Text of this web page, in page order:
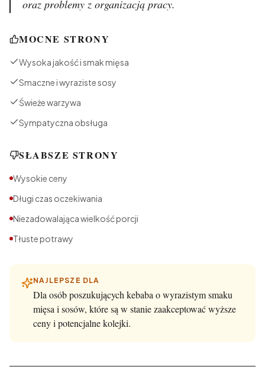
oraz problemy z organizacją pracy.
MOCNE STRONY
Wysoka jakość i smak mięsa
Smaczne i wyraziste sosy
Świeże warzywa
Sympatyczna obsługa
SŁABSZE STRONY
Wysokie ceny
Długi czas oczekiwania
Niezadowalająca wielkość porcji
Tłuste potrawy
NAJLEPSZE DLA
Dla osób poszukujących kebaba o wyrazistym smaku
mięsa i sosów, które są w stanie zaakceptować wyższe
ceny i potencjalne kolejki.